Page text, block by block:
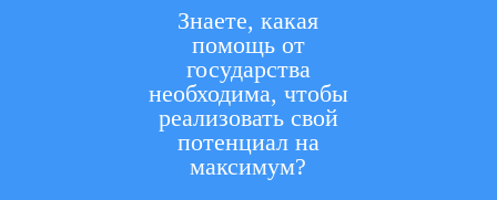
Знаете, какая
помощь от
государства
необходима, чтобы
реализовать свой
потенциал на
максимум?